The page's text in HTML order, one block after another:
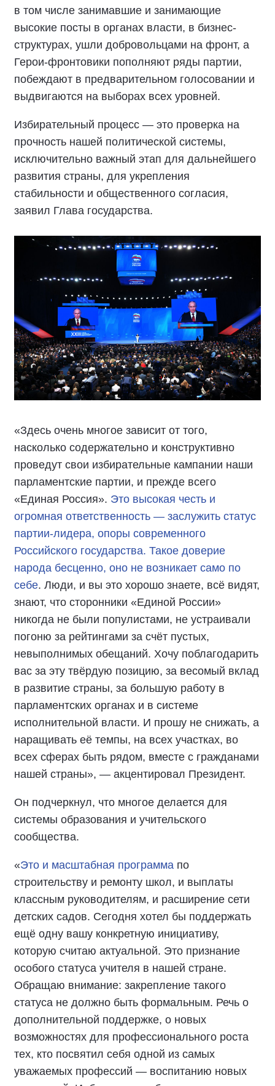
в том числе занимавшие и занимающие
высокие посты в органах власти, в бизнес-
структурах, ушли добровольцами на фронт, а
Герои-фронтовики пополняют ряды партии,
побеждают в предварительном голосовании и
выдвигаются на выборах всех уровней.
Избирательный процесс — это проверка на
прочность нашей политической системы,
исключительно важный этап для дальнейшего
развития страны, для укрепления
стабильности и общественного согласия,
заявил Глава государства.
«Здесь очень многое зависит от того,
насколько содержательно и конструктивно
проведут свои избирательные кампании наши
парламентские партии, и прежде всего
«Единая Россия». Это высокая честь и
огромная ответственность — заслужить статус
партии-лидера, опоры современного
Российского государства. Такое доверие
народа бесценно, оно не возникает само по
себе. Люди, и вы это хорошо знаете, всё видят,
знают, что сторонники «Единой России»
никогда не были популистами, не устраивали
погоню за рейтингами за счёт пустых,
невыполнимых обещаний. Хочу поблагодарить
вас за эту твёрдую позицию, за весомый вклад
в развитие страны, за большую работу в
парламентских органах и в системе
исполнительной власти. И прошу не снижать, а
наращивать её темпы, на всех участках, во
всех сферах быть рядом, вместе с гражданами
нашей страны», — акцентировал Президент.
Он подчеркнул, что многое делается для
системы образования и учительского
сообщества.
«Это и масштабная программа по
строительству и ремонту школ, и выплаты
классным руководителям, и расширение сети
детских садов. Сегодня хотел бы поддержать
ещё одну вашу конкретную инициативу,
которую считаю актуальной. Это признание
особого статуса учителя в нашей стране.
Обращаю внимание: закрепление такого
статуса не должно быть формальным. Речь о
дополнительной поддержке, о новых
возможностях для профессионального роста
тех, кто посвятил себя одной из самых
уважаемых профессий — воспитанию новых